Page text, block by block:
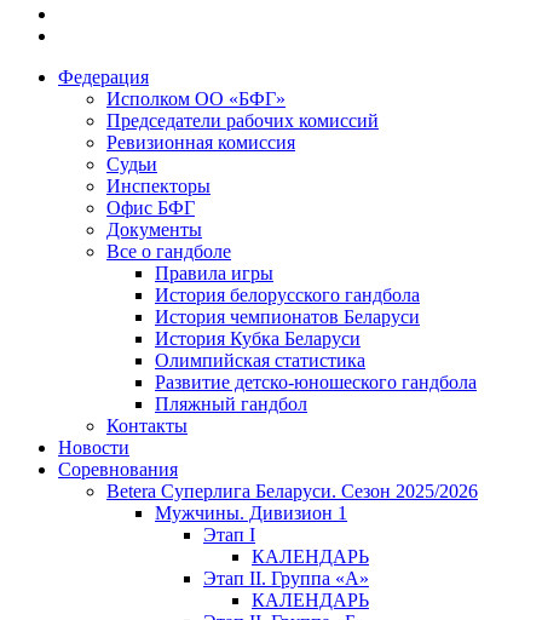
Федерация
Исполком ОО «БФГ»
Председатели рабочих комиссий
Ревизионная комиссия
Судьи
Инспекторы
Офис БФГ
Документы
Все о гандболе
Правила игры
История белорусского гандбола
История чемпионатов Беларуси
История Кубка Беларуси
Олимпийская статистика
Развитие детско-юношеского гандбола
Пляжный гандбол
Контакты
Новости
Соревнования
Betera Суперлига Беларуси. Сезон 2025/2026
Мужчины. Дивизион 1
Этап I
КАЛЕНДАРЬ
Этап II. Группа «А»
КАЛЕНДАРЬ